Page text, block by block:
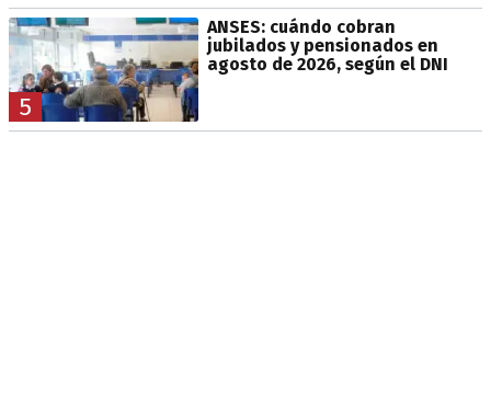
5
ANSES: cuándo cobran
jubilados y pensionados en
agosto de 2026, según el DNI